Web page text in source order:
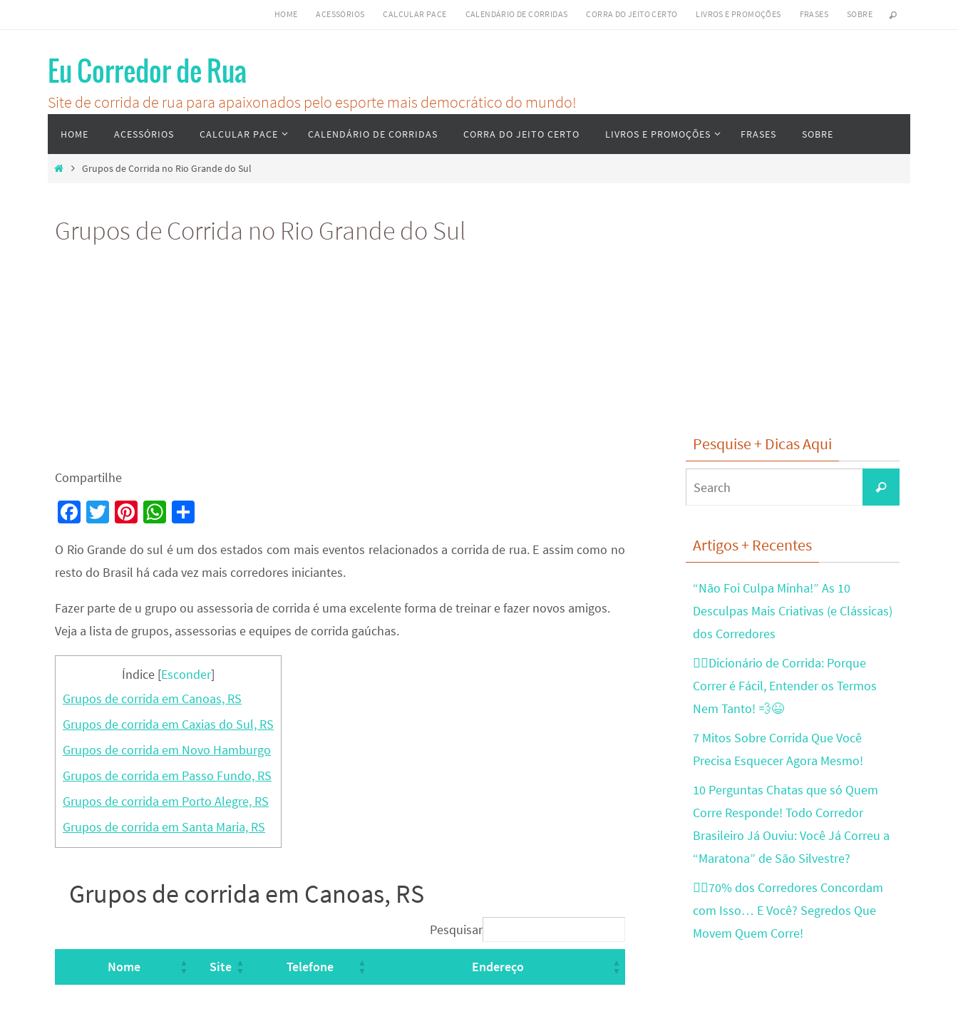
HOME ACESSÓRIOS CALCULAR PACE CALENDÁRIO DE CORRIDAS CORRA DO JEITO CERTO LIVROS E PROMOÇÕES FRASES SOBRE
Eu Corredor de Rua
Site de corrida de rua para apaixonados pelo esporte mais democrático do mundo!
content
HOME ACESSÓRIOS CALCULAR PACE CALENDÁRIO DE CORRIDAS CORRA DO JEITO CERTO LIVROS E PROMOÇÕES FRASES SOBRE
HomeGrupos de Corrida no Rio Grande do Sul
Grupos de Corrida no Rio Grande do Sul
Compartilhe
Fa
b
o
o
k
T
tt
er
Pi
er
es
t
W
at
sA
p
p
ar
e
O Rio Grande do sul é um dos estados com mais eventos relacionados a corrida de rua. E assim como no
resto do Brasil há cada vez mais corredores iniciantes.
Fazer parte de u grupo ou assessoria de corrida é uma excelente forma de treinar e fazer novos amigos.
Veja a lista de grupos, assessorias e equipes de corrida gaúchas.
Índice [Esconder]
Grupos de corrida em Canoas, RS
Grupos de corrida em Caxias do Sul, RS
Grupos de corrida em Novo Hamburgo
Grupos de corrida em Passo Fundo, RS
Grupos de corrida em Porto Alegre, RS
Grupos de corrida em Santa Maria, RS
Grupos de corrida em Canoas, RS
Pesquisar
Nome Site Telefone Endereço
Pesquise + Dicas Aqui
for:
Search
Artigos + Recentes
“Não Foi Culpa Minha!” As 10
Desculpas Mais Criativas (e Clássicas)
dos Corredores
🏃‍♂️Dicionário de Corrida: Porque
Correr é Fácil, Entender os Termos
Nem Tanto! 💨😆
7 Mitos Sobre Corrida Que Você
Precisa Esquecer Agora Mesmo!
10 Perguntas Chatas que só Quem
Corre Responde! Todo Corredor
Brasileiro Já Ouviu: Você Já Correu a
“Maratona” de São Silvestre?
🏃‍♂️70% dos Corredores Concordam
com Isso… E Você? Segredos Que
Movem Quem Corre!